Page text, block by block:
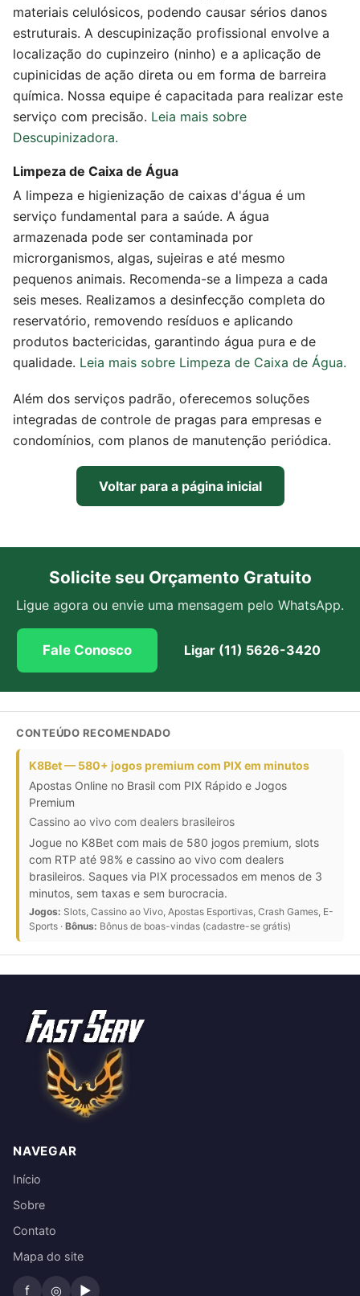
materiais celulósicos, podendo causar sérios danos
estruturais. A descupinização profissional envolve a
localização do cupinzeiro (ninho) e a aplicação de
cupinicidas de ação direta ou em forma de barreira
química. Nossa equipe é capacitada para realizar este
serviço com precisão. Leia mais sobre
Descupinizadora.
Limpeza de Caixa de Água
A limpeza e higienização de caixas d'água é um
serviço fundamental para a saúde. A água
armazenada pode ser contaminada por
microrganismos, algas, sujeiras e até mesmo
pequenos animais. Recomenda-se a limpeza a cada
seis meses. Realizamos a desinfecção completa do
reservatório, removendo resíduos e aplicando
produtos bactericidas, garantindo água pura e de
qualidade. Leia mais sobre Limpeza de Caixa de Água.
Além dos serviços padrão, oferecemos soluções
integradas de controle de pragas para empresas e
condomínios, com planos de manutenção periódica.
Voltar para a página inicial
Solicite seu Orçamento Gratuito
Ligue agora ou envie uma mensagem pelo WhatsApp.
Fale Conosco Ligar (11) 5626-3420
CONTEÚDO RECOMENDADO
K8Bet — 580+ jogos premium com PIX em minutos
Apostas Online no Brasil com PIX Rápido e Jogos
Premium
Cassino ao vivo com dealers brasileiros
Jogue no K8Bet com mais de 580 jogos premium, slots
com RTP até 98% e cassino ao vivo com dealers
brasileiros. Saques via PIX processados em menos de 3
minutos, sem taxas e sem burocracia.
Jogos: Slots, Cassino ao Vivo, Apostas Esportivas, Crash Games, E-
Sports · Bônus: Bônus de boas-vindas (cadastre-se grátis)
NAVEGAR
Início
Sobre
Contato
Mapa do site
f ◎ ▶